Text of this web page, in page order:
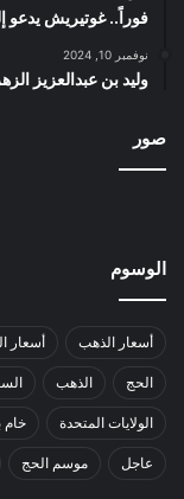
فوراً.. غوتيريش يدعو
نوفمبر 10, 2024
وليد بن عبدالعزيز
صور
الوسوم
أسعار الذهب أسعار
الحج الذهب
الولايات المتحدة خام
عاجل موسم الحج